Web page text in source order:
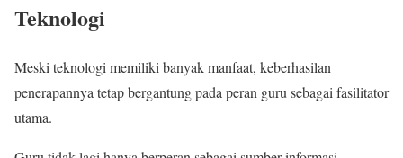
Teknologi
Meski teknologi memiliki banyak manfaat, keberhasilan
penerapannya tetap bergantung pada peran guru sebagai fasilitator
utama.